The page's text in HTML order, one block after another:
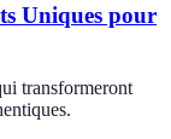
Uniques pour
transformeront